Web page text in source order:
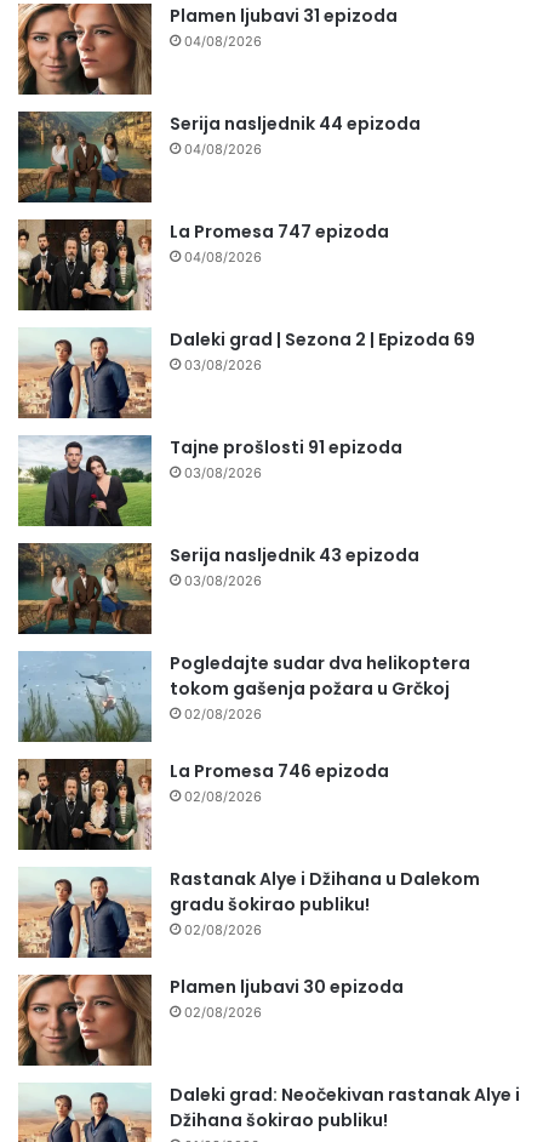
Plamen ljubavi 31 epizoda
04/08/2026
Serija nasljednik 44 epizoda
04/08/2026
La Promesa 747 epizoda
04/08/2026
Daleki grad | Sezona 2 | Epizoda 69
03/08/2026
Tajne prošlosti 91 epizoda
03/08/2026
Serija nasljednik 43 epizoda
03/08/2026
Pogledajte sudar dva helikoptera
tokom gašenja požara u Grčkoj
02/08/2026
La Promesa 746 epizoda
02/08/2026
Rastanak Alye i Džihana u Dalekom
gradu šokirao publiku!
02/08/2026
Plamen ljubavi 30 epizoda
02/08/2026
Daleki grad: Neočekivan rastanak Alye i
Džihana šokirao publiku!